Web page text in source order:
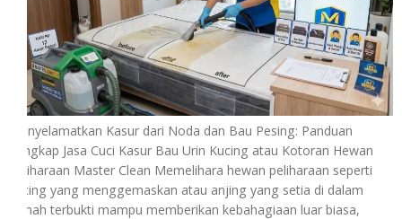
Menyelamatkan Kasur dari Noda dan Bau Pesing: Panduan
Lengkap Jasa Cuci Kasur Bau Urin Kucing atau Kotoran Hewan
Peliharaan Master Clean Memelihara hewan peliharaan seperti
kucing yang menggemaskan atau anjing yang setia di dalam
rumah terbukti mampu memberikan kebahagiaan luar biasa,